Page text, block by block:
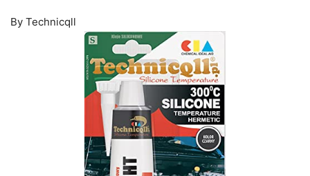
By Technicqll